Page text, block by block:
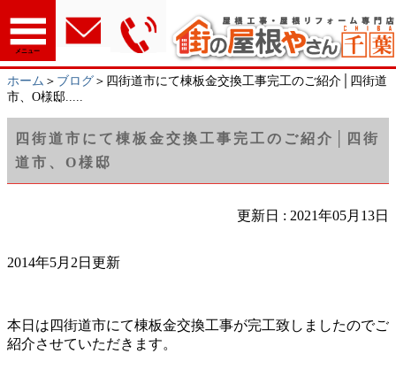
メニュー
ホーム ＞ ブログ ＞四街道市にて棟板金交換工事完工のご紹介│四街道
市、O様邸.....
四街道市にて棟板金交換工事完工のご紹介│四街
道市、O様邸
更新日 : 2021年05月13日
2014年5月2日更新
本日は四街道市にて棟板金交換工事が完工致しましたのでご
紹介させていただきます。